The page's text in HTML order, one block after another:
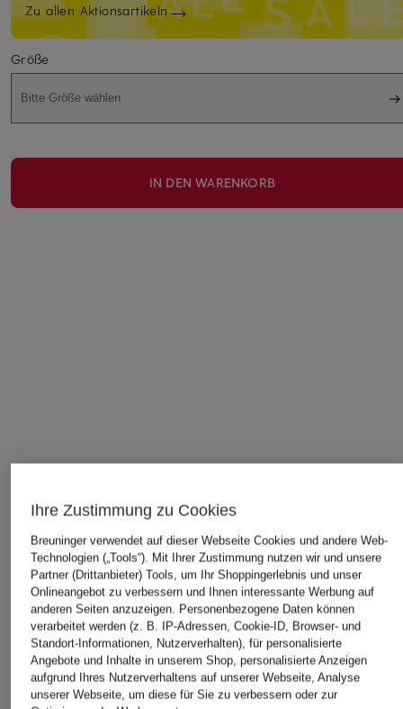
Zu allen Aktionsartikeln
Größe
Bitte Größe wählen
IN DEN WARENKORB
ÄHNLICHE ARTIKEL ENTDECKEN
Ihre Zustimmung zu Cookies
Breuninger verwendet auf dieser Webseite Cookies und andere Web-
Technologien („Tools“). Mit Ihrer Zustimmung nutzen wir und unsere
Partner (Drittanbieter) Tools, um Ihr Shoppingerlebnis und unser
Onlineangebot zu verbessern und Ihnen interessante Werbung auf
anderen Seiten anzuzeigen. Personenbezogene Daten können
verarbeitet werden (z. B. IP-Adressen, Cookie-ID, Browser- und
Standort-Informationen, Nutzerverhalten), für personalisierte
Angebote und Inhalte in unserem Shop, personalisierte Anzeigen
aufgrund Ihres Nutzerverhaltens auf unserer Webseite, Analyse
unserer Webseite, um diese für Sie zu verbessern oder zur